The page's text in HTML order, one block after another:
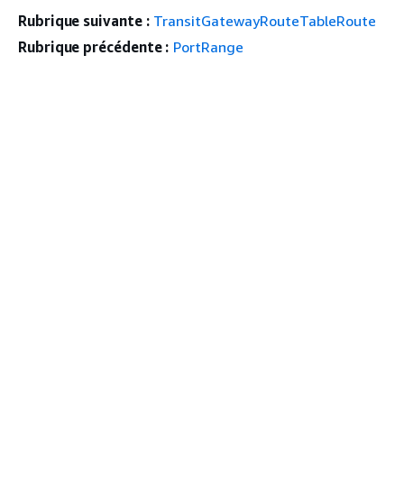
Rubrique suivante : TransitGatewayRouteTableRoute
Rubrique précédente : PortRange